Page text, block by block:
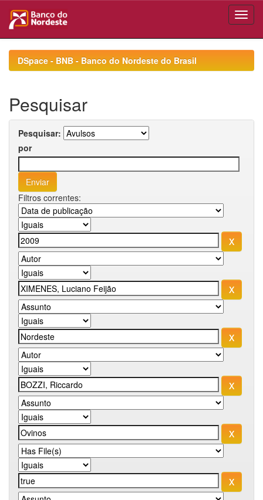
navigationDSpace - BNB - Banco do Nordeste do Brasil
Pesquisar
Pesquisar:
por
Filtros correntes: